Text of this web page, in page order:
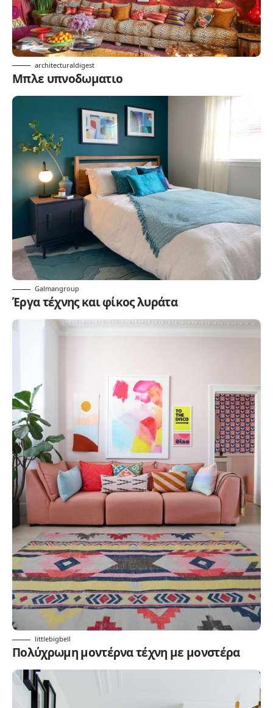
architecturaldigest
Μπλε υπνοδωματιο
Galmangroup
Έργα τέχνης και φίκος λυράτα
littlebigbell
Πολύχρωμη μοντέρνα τέχνη με μονστέρα